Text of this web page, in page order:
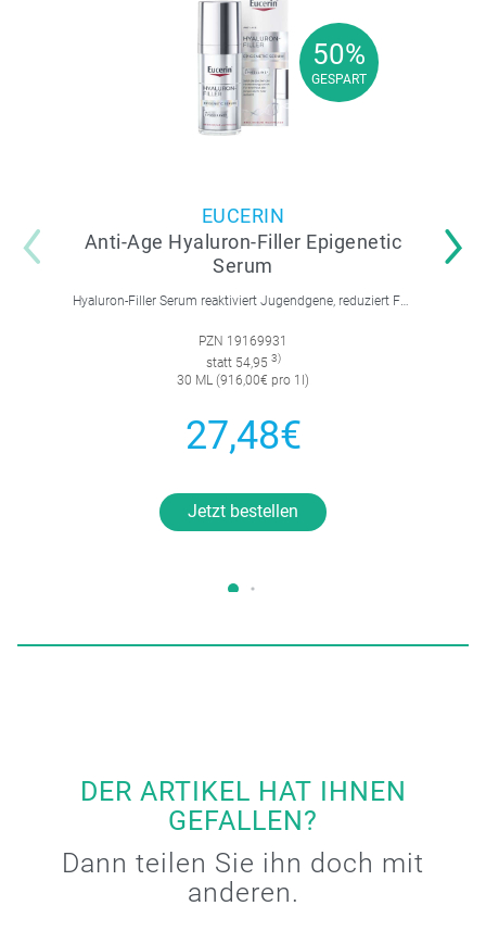
50%
GESPART
50%
GESPART
EUCERIN
Anti-Age Hyaluron-Filler Epigenetic
Serum
Hyaluron-Filler Serum reaktiviert Jugendgene, reduziert Falten und feine Linien, spendet intensive Feuchtigkeit und strafft die Gesichtskonturen.
PZN 19169931
statt 54,95 3)
30 ML (916,00€ pro 1l)
27,48€
Jetzt bestellen
DER ARTIKEL HAT IHNEN
GEFALLEN?
Dann teilen Sie ihn doch mit
anderen.